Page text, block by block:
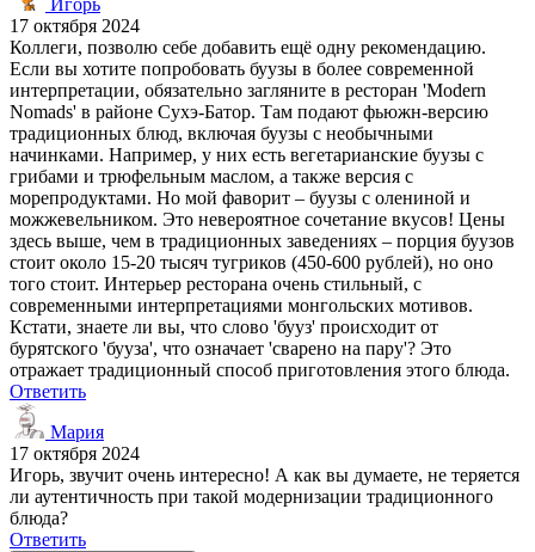
17 октября 2024
Коллеги, позволю себе добавить ещё одну рекомендацию.
Если вы хотите попробовать буузы в более современной
интерпретации, обязательно загляните в ресторан 'Modern
Nomads' в районе Сухэ-Батор. Там подают фьюжн-версию
традиционных блюд, включая буузы с необычными
начинками. Например, у них есть вегетарианские буузы с
грибами и трюфельным маслом, а также версия с
морепродуктами. Но мой фаворит – буузы с олениной и
можжевельником. Это невероятное сочетание вкусов! Цены
здесь выше, чем в традиционных заведениях – порция буузов
стоит около 15-20 тысяч тугриков (450-600 рублей), но оно
того стоит. Интерьер ресторана очень стильный, с
современными интерпретациями монгольских мотивов.
Кстати, знаете ли вы, что слово 'бууз' происходит от
бурятского 'бууза', что означает 'сварено на пару'? Это
отражает традиционный способ приготовления этого блюда.
Ответить
Мария
17 октября 2024
Игорь, звучит очень интересно! А как вы думаете, не теряется
ли аутентичность при такой модернизации традиционного
блюда?
Ответить